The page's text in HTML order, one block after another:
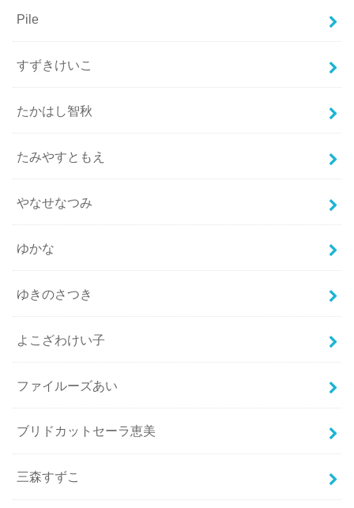
Pile
すずきけいこ
たかはし智秋
たみやすともえ
やなせなつみ
ゆかな
ゆきのさつき
よこざわけい子
ファイルーズあい
ブリドカットセーラ恵美
三森すずこ